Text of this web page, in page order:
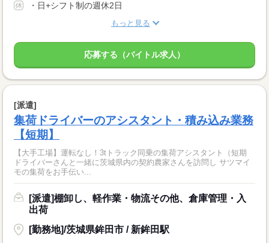
・日+シフト制の週休2日
もっと見る
応募する（バイトル求人）
[派遣]
集荷ドライバーのアシスタント・積み込み業務
【短期】
【大手工場】運転なし！3tトラック同乗の集荷アシスタント（短期
ドライバーさんと一緒に茨城県内の契約農家さんを訪問し サツマイ
モの集荷をお手伝い...
[派遣]棚卸し、軽作業・物流その他、倉庫管理・入
出荷
[勤務地]/茨城県鉾田市 / 新鉾田駅